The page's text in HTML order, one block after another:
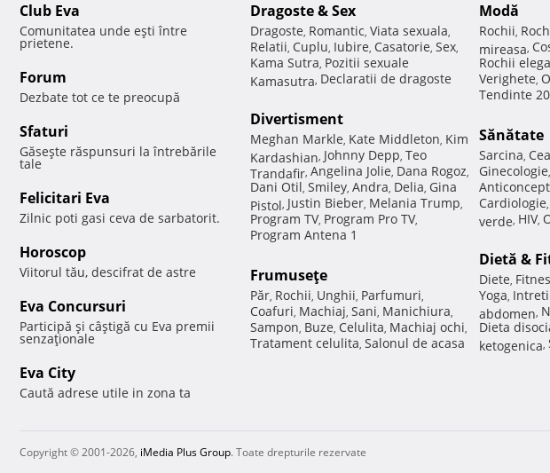
Club Eva
Comunitatea unde eşti între
prietene.
Forum
Dezbate tot ce te preocupă
Sfaturi
Găseşte răspunsuri la întrebările
tale
Felicitari Eva
Zilnic poti gasi ceva de sarbatorit.
Horoscop
Viitorul tău, descifrat de astre
Eva Concursuri
Participă şi câştigă cu Eva premii
senzaţionale
Eva City
Caută adrese utile in zona ta
Dragoste & Sex
Dragoste, Romantic, Viata sexuala,
Relatii, Cuplu, Iubire, Casatorie, Sex,
Kama Sutra, Pozitii sexuale
Kamasutra, Declaratii de dragoste
Divertisment
Meghan Markle, Kate Middleton, Kim
Kardashian, Johnny Depp, Teo
Trandafir, Angelina Jolie, Dana Rogoz,
Dani Otil, Smiley, Andra, Delia, Gina
Pistol, Justin Bieber, Melania Trump,
Program TV, Program Pro TV,
Program Antena 1
Frumuseţe
Păr, Rochii, Unghii, Parfumuri,
Coafuri, Machiaj, Sani, Manichiura,
Sampon, Buze, Celulita, Machiaj ochi,
Tratament celulita, Salonul de acasa
Modă
Rochii,
mireasa,
Rochii
Verighete,
Tendinte
Sănătate
Sarcina,
Ginecologie,
Cardiologie,
verde, HIV,
Dietă &
Diete,
Yoga,
abdomen,
Dieta
ketogenica,
Copyright © 2001-2026, iMedia Plus Group. Toate drepturile rezervate